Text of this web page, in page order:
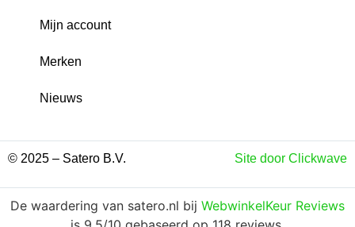
Mijn account
Merken
Nieuws
© 2025 – Satero B.V. Site door Clickwave
De waardering van satero.nl bij WebwinkelKeur Reviews